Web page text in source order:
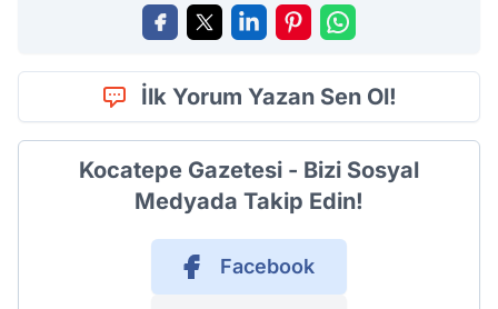
İlk Yorum Yazan Sen Ol!
Kocatepe Gazetesi - Bizi Sosyal
Medyada Takip Edin!
Facebook